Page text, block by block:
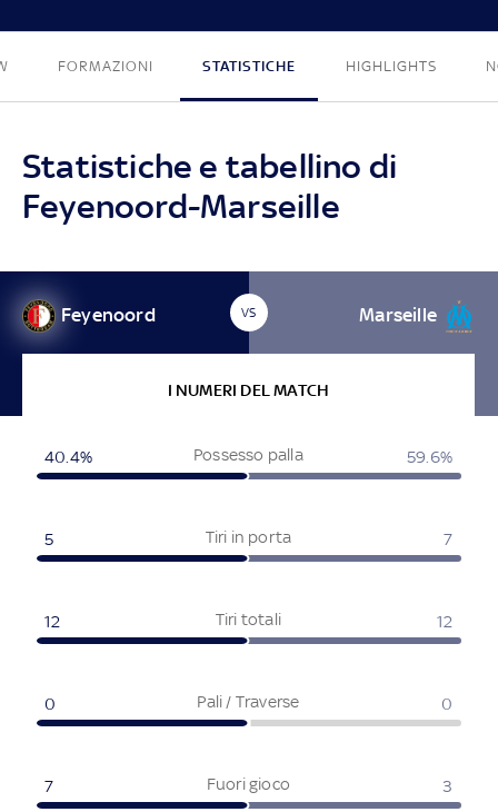
FORMAZIONI STATISTICHE HIGHLIGHTS
Statistiche e tabellino di
Feyenoord-Marseille
Feyenoord VS Marseille
I NUMERI DEL MATCH
Possesso palla
40.4% 59.6%
Tiri in porta
5 7
Tiri totali
12 12
Pali / Traverse
0 0
Fuori gioco
7 3